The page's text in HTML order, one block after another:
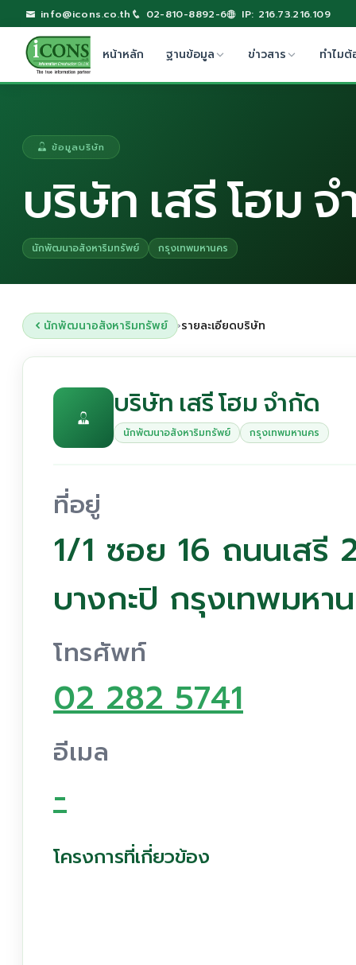
info@icons.co.th 02-810-8892-6 IP: 216.73.216.109
หน้าหลัก ฐานข้อมูล ข่าวสาร ทำไมต้
ข้อมูลบริษัท
บริษัท เสรี โฮม
นักพัฒนาอสังหาริมทรัพย์ กรุงเทพมหานคร
นักพัฒนาอสังหาริมทรัพย์ ›รายละเอียดบริษัท
บริษัท เสรี โฮม จำกัด
นักพัฒนาอสังหาริมทรัพย์ กรุงเทพมหานคร
ที่อยู่
1/1 ซอย 16 ถนนเสรี
บางกะปิ กรุงเทพมหา
โทรศัพท์
02 282 5741
อีเมล
-
โครงการที่เกี่ยวข้อง